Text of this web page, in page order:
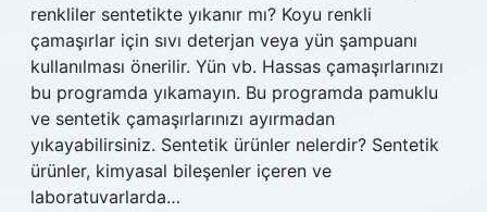
renkliler sentetikte yıkanır mı? Koyu renkli
çamaşırlar için sıvı deterjan veya yün şampuanı
kullanılması önerilir. Yün vb. Hassas çamaşırlarınızı
bu programda yıkamayın. Bu programda pamuklu
ve sentetik çamaşırlarınızı ayırmadan
yıkayabilirsiniz. Sentetik ürünler nelerdir? Sentetik
ürünler, kimyasal bileşenler içeren ve
laboratuvarlarda…